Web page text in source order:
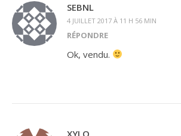
SEBNL
4 JUILLET 2017 À 11 H 56 MIN
RÉPONDRE
Ok, vendu.
XYLO